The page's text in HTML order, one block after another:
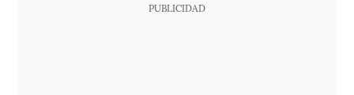
PUBLICIDAD